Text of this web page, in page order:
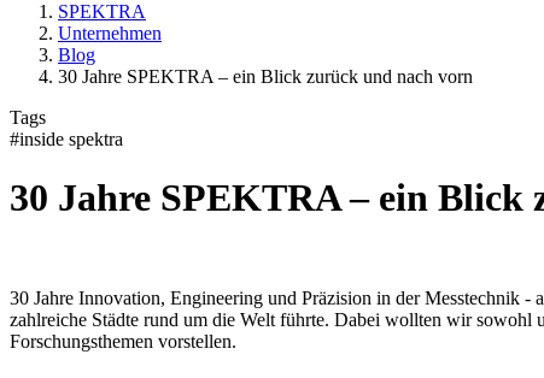
SPEKTRA
Unternehmen
Blog
30 Jahre SPEKTRA – ein Blick zurück und nach vorn
Tags
#inside spektra
30 Jahre SPEKTRA – ein
30 Jahre Innovation, Engineering und Präzision in der Messtechnik
zahlreiche Städte rund um die Welt führte. Dabei wollten wir sowohl
Forschungsthemen vorstellen.